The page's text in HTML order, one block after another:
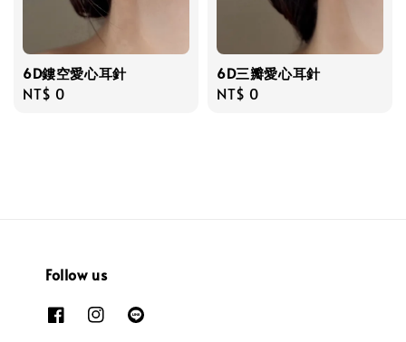
6D鏤空愛心耳針
Regular
NT$ 0
6D三瓣愛心耳針
Regular
NT$ 0
Follow us